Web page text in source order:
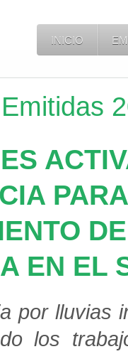
INICIO
EN EL
por lluvias
los